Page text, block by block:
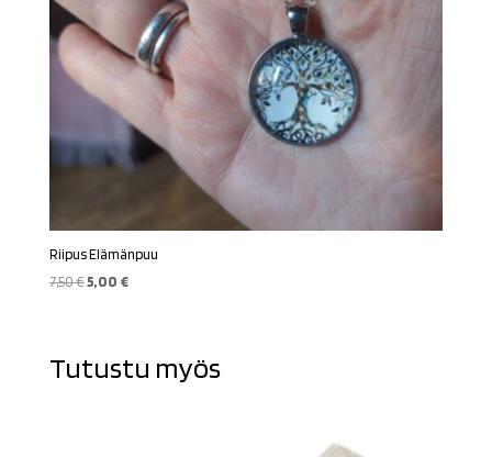
Riipus Elämänpuu
7,50€ Alkuperäinen
5,00 €Nykyinen
Tutustu myös